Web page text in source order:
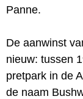
Panne.
De aanwinst
nieuw: tussen
pretpark in de
de naam